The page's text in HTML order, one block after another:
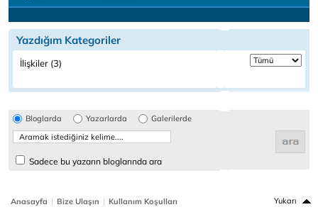
Yazdığım Kategoriler
İlişkiler (3)
Bloglarda Yazarlarda Galerilerde
Sadece bu yazarın bloglarında ara
Anasayfa | Bize Ulaşın | Kullanım Koşulları Yukarı